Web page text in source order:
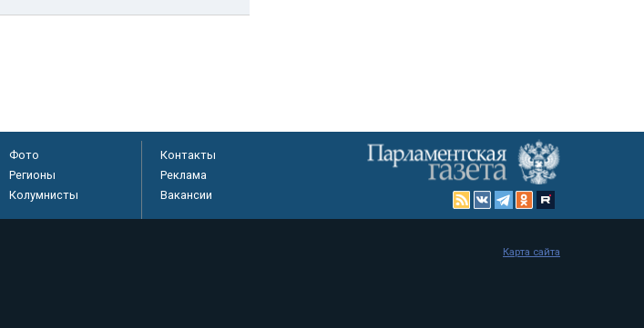
Фото
Регионы
Колумнисты
Контакты
Реклама
Вакансии
Карта сайта